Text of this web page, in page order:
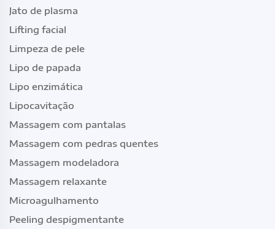
Jato de plasma
Lifting facial
Limpeza de pele
Lipo de papada
Lipo enzimática
Lipocavitação
Massagem com pantalas
Massagem com pedras quentes
Massagem modeladora
Massagem relaxante
Microagulhamento
Peeling despigmentante